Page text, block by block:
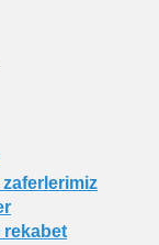
rekabet